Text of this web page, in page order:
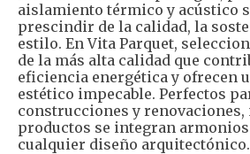
aislamiento térmico y acústico
prescindir de la calidad, la
estilo. En Vita Parquet,
de la más alta calidad que
eficiencia energética y ofrecen
estético impecable. Perfectos
construcciones y renovaciones,
productos se integran
cualquier diseño arquitectónico.